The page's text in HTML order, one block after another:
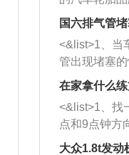
牌，但是中
也是为了更
国六排气管
<&list>1、当
管出现堵塞
者是细棍，
堵塞情况比
施。
杂物推到排
三元催化器
在家拿什么
<&list>1、找
点和9点钟方
方向做一个
大众1.8t发动